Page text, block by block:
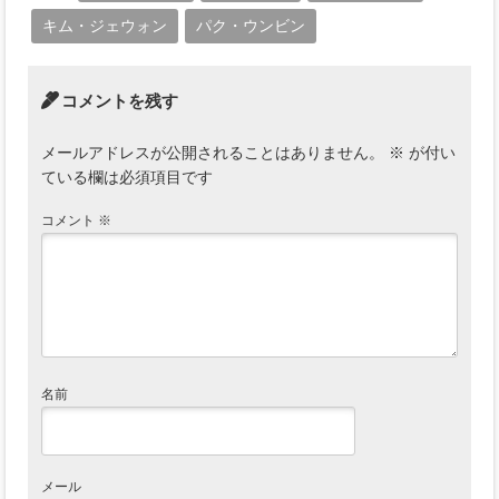
キム・ジェウォン パク・ウンビン
コメントを残す
メールアドレスが公開されることはありません。 ※ が付い
ている欄は必須項目です
コメント ※
名前
メール